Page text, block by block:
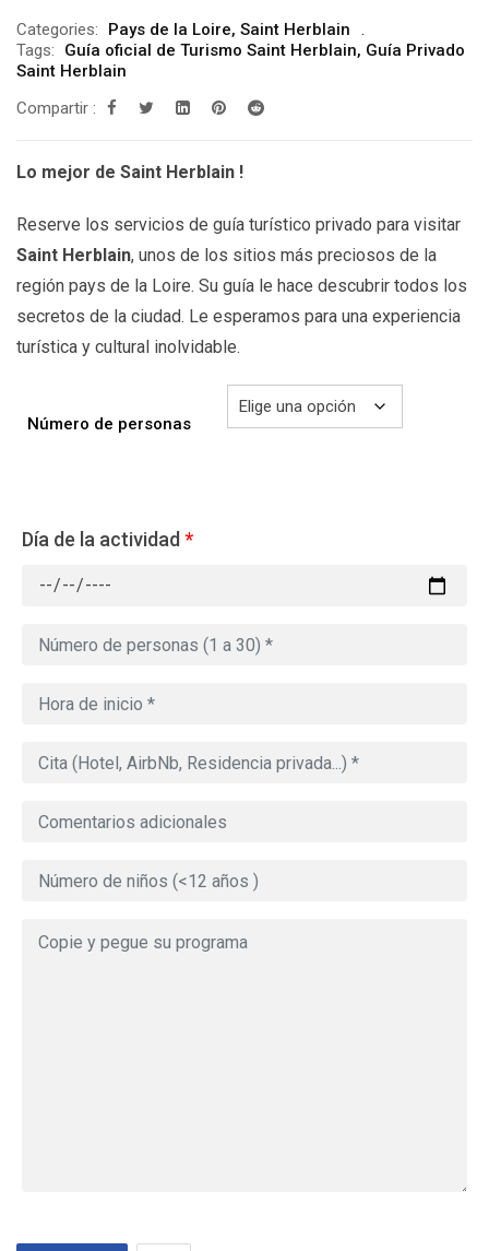
precios:
299.00€
399.00€
Categories: Pays de la Loire, Saint Herblain
Tags:
Guía oficial de Turismo Saint Herblain, Guía Privado
Saint Herblain
Compartir :
Lo mejor de Saint Herblain !
Reserve los servicios de guía turístico privado para visitar
Saint Herblain, unos de los sitios más preciosos de la
región pays de la Loire. Su guía le hace descubrir todos los
secretos de la ciudad. Le esperamos para una experiencia
turística y cultural inolvidable.
Número de personas
Día de la actividad *